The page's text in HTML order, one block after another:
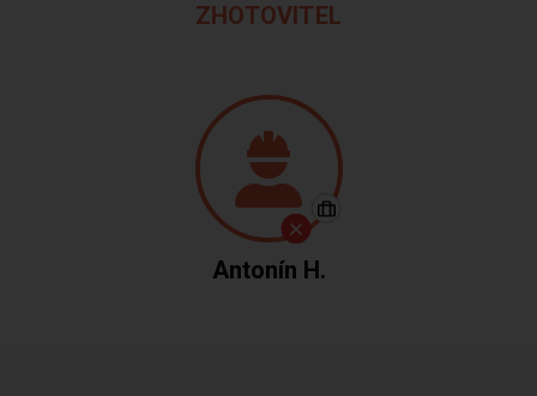
ZHOTOVITEL
Antonín H.